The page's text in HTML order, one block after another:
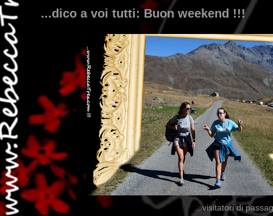
...dico a voi tutti: Buon weekend !!!
...visitatori di